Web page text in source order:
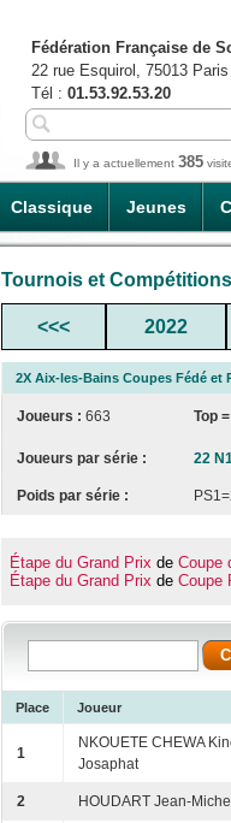
Classique Jeunes
Fédération Française de
22 rue Esquirol, 75013 Paris
Tél : 01.53.92.53.20
Il y a actuellement 385
Tournois et Compétitions
<<< 2022
2X Aix-les-Bains Coupes Fédé et
Joueurs : 663 Top =
Joueurs par série : 22
Poids par série :
Étape du Grand Prix de Coupe
Étape du Grand Prix de Coupe
Place Joueur
1
NKOUETE CHEWA
Josaphat
2 HOUDART Jean-Michel